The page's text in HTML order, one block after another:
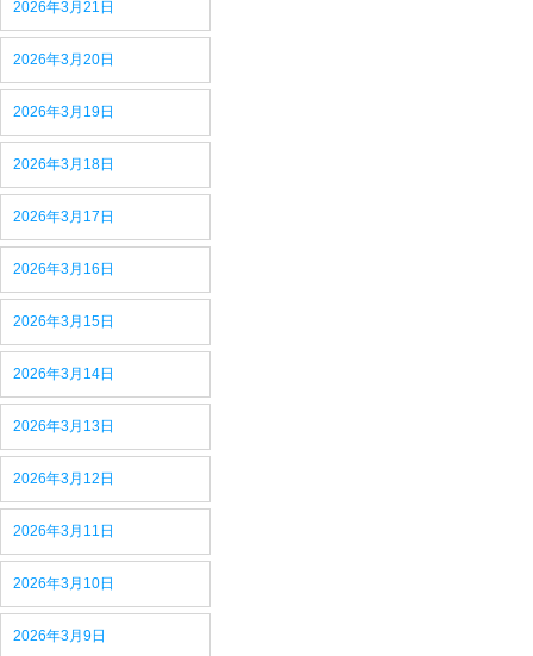
2026年3月21日
2026年3月20日
2026年3月19日
2026年3月18日
2026年3月17日
2026年3月16日
2026年3月15日
2026年3月14日
2026年3月13日
2026年3月12日
2026年3月11日
2026年3月10日
2026年3月9日